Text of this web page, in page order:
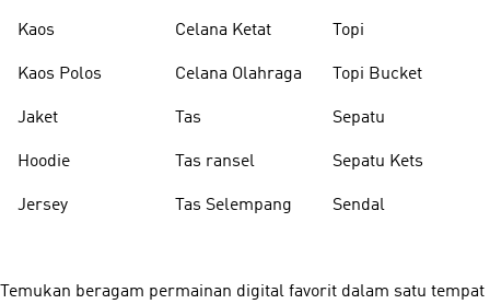
Kaos
Kaos Polos
Jaket
Hoodie
Jersey
Celana Ketat
Celana Olahraga
Tas
Tas ransel
Tas Selempang
Topi
Topi Bucket
Sepatu
Sepatu Kets
Sendal
Temukan beragam permainan digital favorit dalam satu tempat